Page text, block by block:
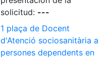
solicitud: ---
1 plaça de Docent
d'Atenció sociosanitària a
persones dependents en